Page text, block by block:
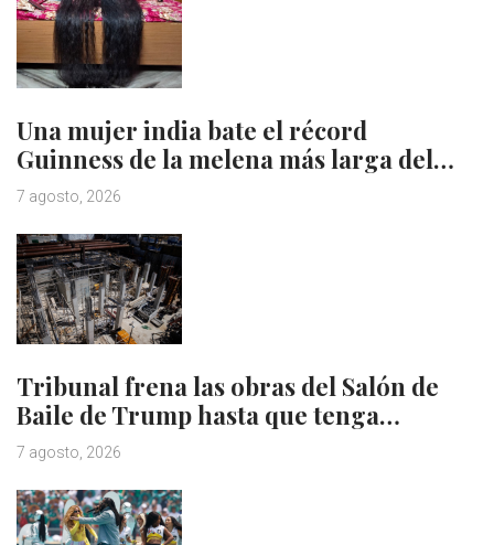
Una mujer india bate el récord
Guinness de la melena más larga del…
7 agosto, 2026
Tribunal frena las obras del Salón de
Baile de Trump hasta que tenga…
7 agosto, 2026